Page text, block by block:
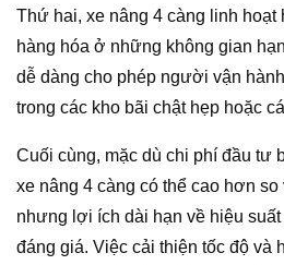
Thứ hai, xe nâng 4 càng linh hoạt
hàng hóa ở những không gian
dễ dàng cho phép người vận
trong các kho bãi chật hẹp hoặc
Cuối cùng, mặc dù chi phí đầu tư
xe nâng 4 càng có thể cao hơn
nhưng lợi ích dài hạn về hiệu
đáng giá. Việc cải thiện tốc độ và